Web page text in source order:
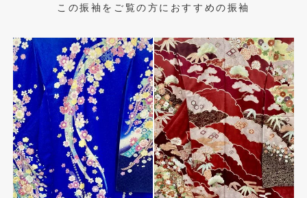
この振袖をご覧の方におすすめの振袖